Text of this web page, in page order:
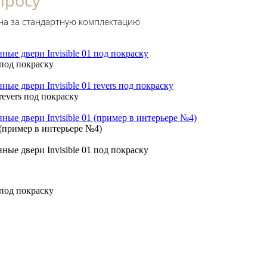
за стандартную комплектацию
покраску
под покраску
в интерьере №4)
покраску